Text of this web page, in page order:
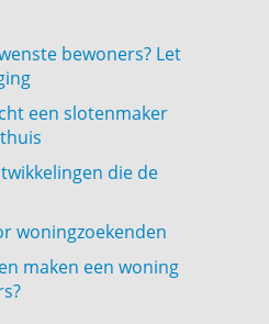
bewoners? Let
een slotenmaker
die de
woningzoekenden
maken een woning